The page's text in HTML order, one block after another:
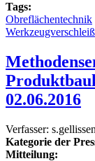
Tags:
Obreflächentechnik
Werkzeugverschleiß
02.06.2016
Verfasser: s.gellissen
Kategorie der
Mitteilung: